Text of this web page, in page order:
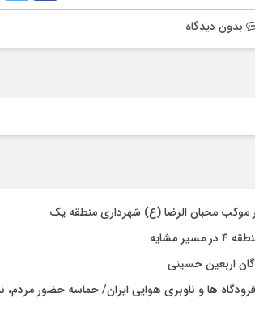
بدون دیدگاه
موکب محبان الرضا (ع) شهرداری منطقه یک
اربعین حسینی
ها و ناوبری هوایی ایران/ حماسه حضور مردم،